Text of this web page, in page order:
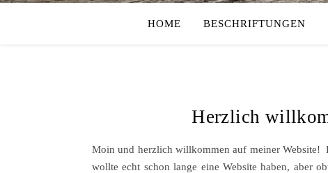
HOME BESCHRIFTUNGEN
Herzlich
Moin und herzlich willkommen auf meiner Website!
wollte echt schon lange eine Website haben, aber